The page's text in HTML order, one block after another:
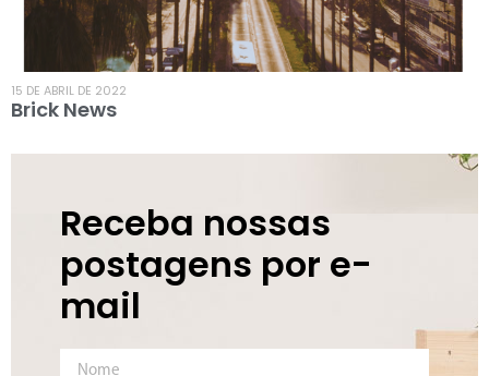
15 DE ABRIL DE 2022
Brick News
Receba nossas
postagens por e-
mail